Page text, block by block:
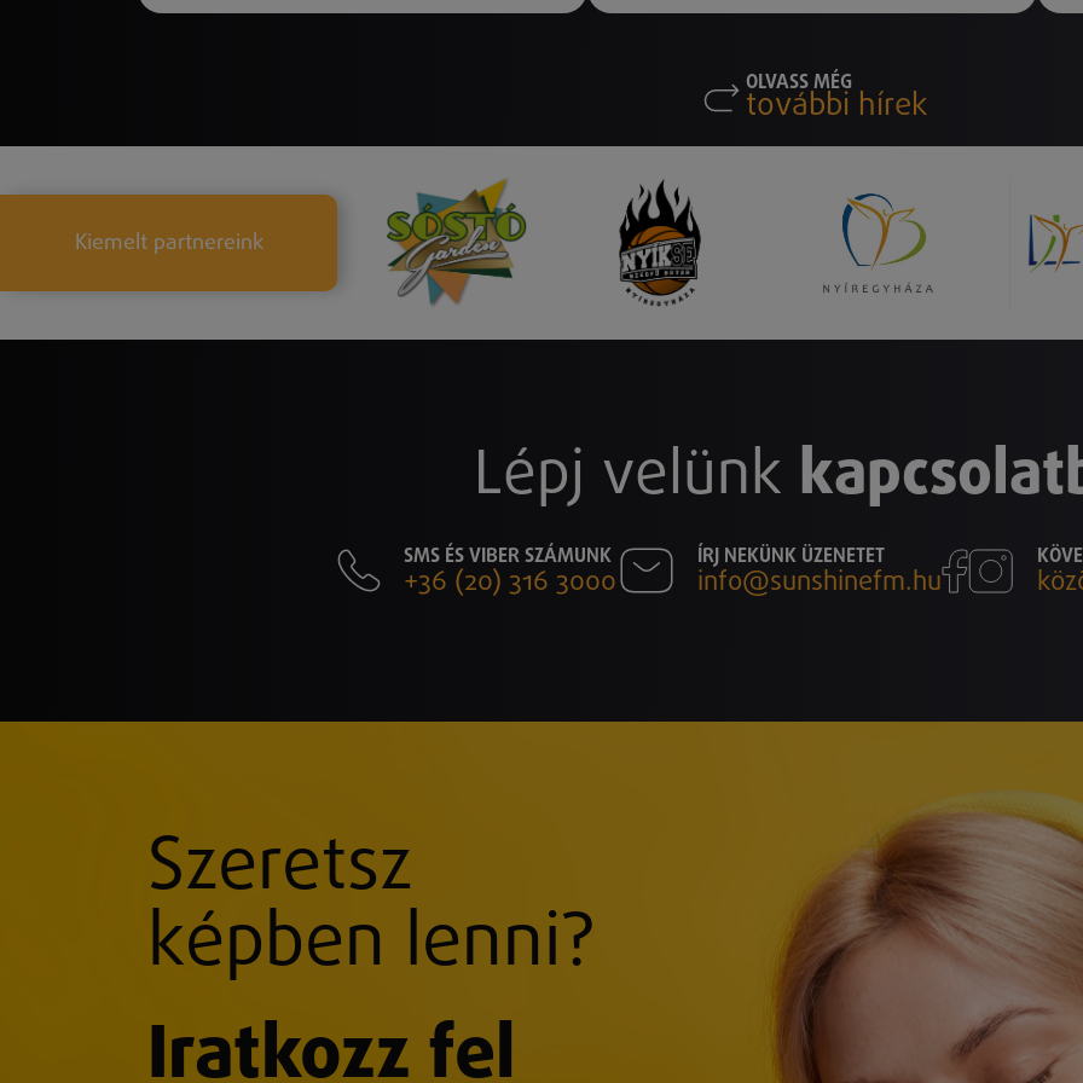
OLVASS MÉG
további hírek
Kiemelt partnereink
Lépj velünk
SMS ÉS VIBER SZÁMUNK
+36 (20) 316 3000
ÍRJ NEKÜNK ÜZENETET
info@sunshinefm.hu
Szeretsz
képben lenni?
Iratkozz fel